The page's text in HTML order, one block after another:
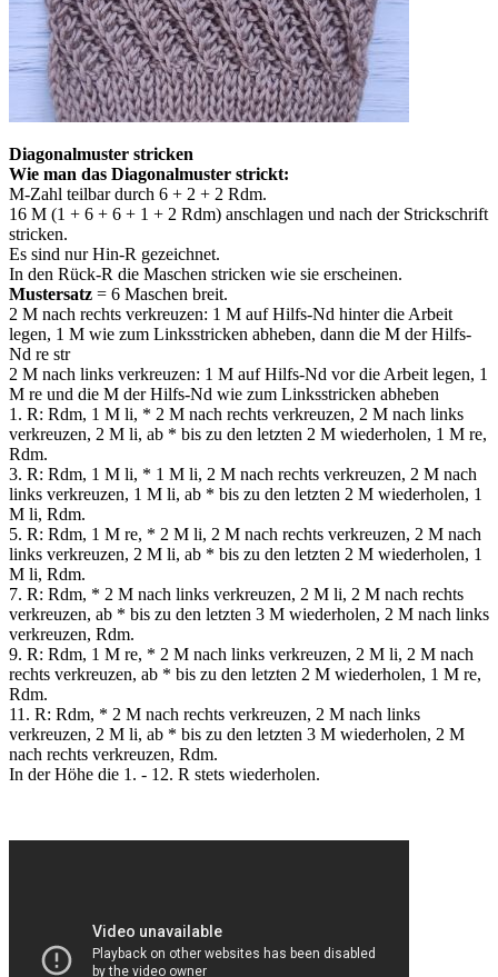
Diagonalmuster stricken
Wie man das Diagonalmuster strickt:
M-Zahl teilbar durch 6 + 2 + 2 Rdm.
16 M (1 + 6 + 6 + 1 + 2 Rdm) anschlagen und nach der Strickschrift
stricken.
Es sind nur Hin-R gezeichnet.
In den Rück-R die Maschen stricken wie sie erscheinen.
Mustersatz = 6 Maschen breit.
2 M nach rechts verkreuzen: 1 M auf Hilfs-Nd hinter die Arbeit
legen, 1 M wie zum Linksstricken abheben, dann die M der Hilfs-
Nd re str
2 M nach links verkreuzen: 1 M auf Hilfs-Nd vor die Arbeit legen, 1
M re und die M der Hilfs-Nd wie zum Linksstricken abheben
1. R: Rdm, 1 M li, * 2 M nach rechts verkreuzen, 2 M nach links
verkreuzen, 2 M li, ab * bis zu den letzten 2 M wiederholen, 1 M re,
Rdm.
3. R: Rdm, 1 M li, * 1 M li, 2 M nach rechts verkreuzen, 2 M nach
links verkreuzen, 1 M li, ab * bis zu den letzten 2 M wiederholen, 1
M li, Rdm.
5. R: Rdm, 1 M re, * 2 M li, 2 M nach rechts verkreuzen, 2 M nach
links verkreuzen, 2 M li, ab * bis zu den letzten 2 M wiederholen, 1
M li, Rdm.
7. R: Rdm, * 2 M nach links verkreuzen, 2 M li, 2 M nach rechts
verkreuzen, ab * bis zu den letzten 3 M wiederholen, 2 M nach links
verkreuzen, Rdm.
9. R: Rdm, 1 M re, * 2 M nach links verkreuzen, 2 M li, 2 M nach
rechts verkreuzen, ab * bis zu den letzten 2 M wiederholen, 1 M re,
Rdm.
11. R: Rdm, * 2 M nach rechts verkreuzen, 2 M nach links
verkreuzen, 2 M li, ab * bis zu den letzten 3 M wiederholen, 2 M
nach rechts verkreuzen, Rdm.
In der Höhe die 1. - 12. R stets wiederholen.